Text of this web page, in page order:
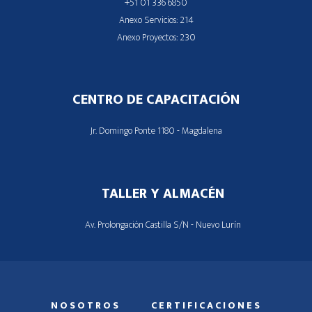
Anexo Servicios: 214
Anexo Proyectos: 230
CENTRO DE CAPACITACIÓN
Jr. Domingo Ponte 1180 - Magdalena
TALLER Y ALMACÉN
Av. Prolongación Castilla S/N - Nuevo Lurín
NOSOTROS CERTIFICACIONES